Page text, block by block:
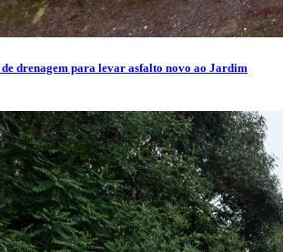
drenagem para levar asfalto novo ao Jardim